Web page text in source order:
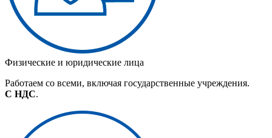
Физические и юридические лица
Работаем со всеми, включая государственные учреждения.
С НДС.